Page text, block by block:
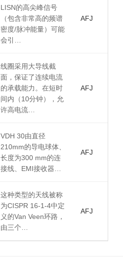
LISN的高尖峰信号
（包含非常高的频谱
密度/脉冲能量）可能
会引…
AFJ
线圈采用大导线截
面，保证了连续电流
的承载能力。在短时
间内（10分钟），允
许高电流…
AFJ
VDH 30由直径
210mm的导电球体、
长度为300 mm的连
接线、EMI接收器…
AFJ
这种类型的天线被称
为CISPR 16-1-4中定
义的Van Veen环路，
由三个…
AFJ